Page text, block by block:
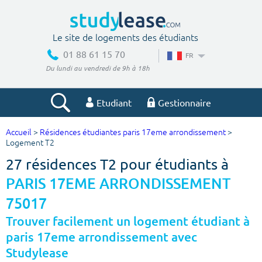
Le site de logements des étudiants
01 88 61 15 70
Du lundi au vendredi de 9h à 18h
FR
Etudiant Gestionnaire
Votre recherche
Ville, école
Budget min
€
Budget max
Accueil > Résidences étudiantes paris 17eme arrondissement>
Logement T2
27 résidences T2 pour étudiants à
PARIS 17EME ARRONDISSEMENT
75017
Trouver facilement un logement étudiant à
paris 17eme arrondissement avec
Studylease